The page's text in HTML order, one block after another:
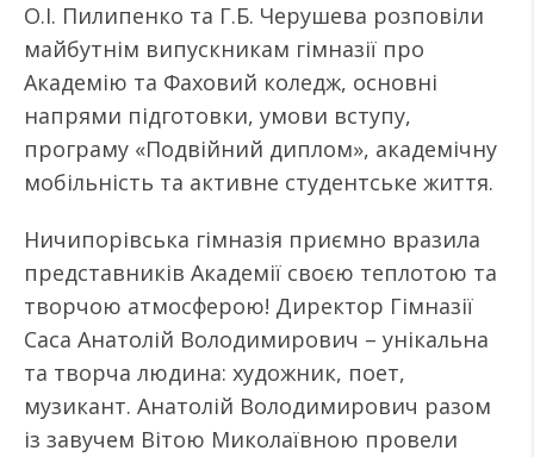
О.І. Пилипенко та Г.Б. Черушева розповіли
майбутнім випускникам гімназії про
Академію та Фаховий коледж, основні
напрями підготовки, умови вступу,
програму «Подвійний диплом», академічну
мобільність та активне студентське життя.
Ничипорівська гімназія приємно вразила
представників Академії своєю теплотою та
творчою атмосферою! Директор Гімназії
Саса Анатолій Володимирович – унікальна
та творча людина: художник, поет,
музикант. Анатолій Володимирович разом
із завучем Вітою Миколаївною провели